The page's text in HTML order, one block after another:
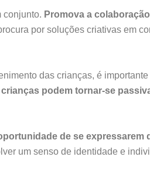
conjunto. Promova a
por soluções criativas em
das crianças, é
podem tornar-se
de se expressarem
um senso de identidade e